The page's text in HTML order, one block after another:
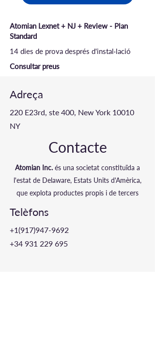
Atomian Lexnet + NJ + Review - Plan
Standard
14 dies de prova després d'instal·lació
Consultar preus
Adreça
220 E23rd, ste 400, New York 10010
NY
Contacte
Atomian Inc. és una societat constituïda a
l'estat de Delaware, Estats Units d'Amèrica,
que explota productes propis i de tercers
Telèfons
+1(917)947-9692
+34 931 229 695